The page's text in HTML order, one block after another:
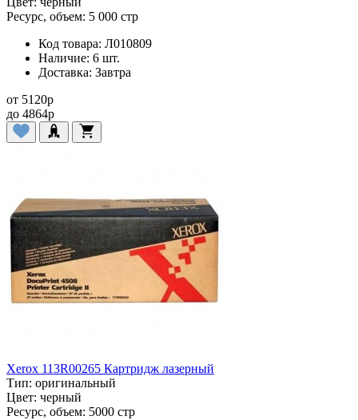
Ресурс, объем: 5 000 стр
Код товара: Л010809
Наличие: 6 шт.
Доставка: Завтра
от 5120p
до 4864p
Xerox 113R00265 Картридж лазерный
Тип: оригинальный
Цвет: черный
Ресурс, объем: 5000 стр